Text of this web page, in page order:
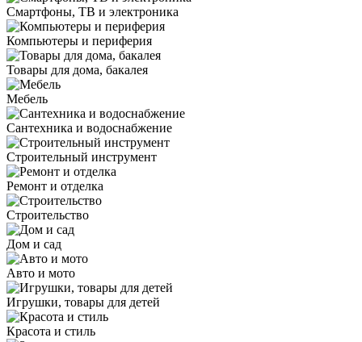
Смартфоны, ТВ и электроника
Компьютеры и периферия
Товары для дома, бакалея
Мебель
Сантехника и водоснабжение
Строительный инструмент
Ремонт и отделка
Строительство
Дом и сад
Авто и мото
Игрушки, товары для детей
Красота и стиль